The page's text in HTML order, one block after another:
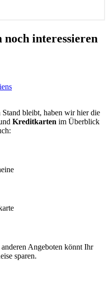
noch interessieren
bleibt, haben wir hier die
Kreditkarten im Überblick
Angeboten könnt Ihr
sparen.